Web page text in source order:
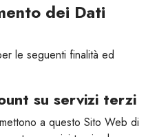
dei Dati
le seguenti finalità ed
su servizi terzi
a questo Sito Web di